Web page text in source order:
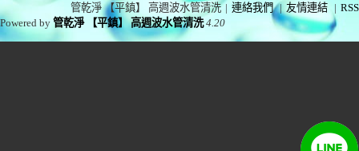
管乾淨 【平鎮】 高週波水管清洗 | 連絡我們 | 友情連結 | RSS
Powered by管乾淨 【平鎮】 高週波水管清洗 4.20